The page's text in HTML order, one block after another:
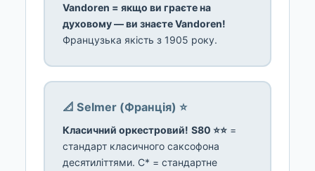
Vandoren = якщо ви граєте на
духовому — ви знаєте Vandoren!
Французька якість з 1905 року.
📐 Selmer (Франція) ⭐
Класичний оркестровий! S80 ⭐⭐ =
стандарт класичного саксофона
десятиліттями. C* = стандартне